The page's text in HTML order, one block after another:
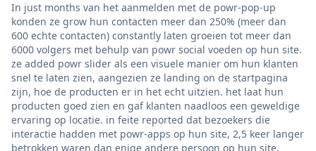
In just months van het aanmelden met de powr-pop-up
konden ze grow hun contacten meer dan 250% (meer dan
600 echte contacten) constantly laten groeien tot meer dan
6000 volgers met behulp van powr social voeden op hun site.
ze added powr slider als een visuele manier om hun klanten
snel te laten zien, aangezien ze landing on de startpagina
zijn, hoe de producten er in het echt uitzien. het laat hun
producten goed zien en gaf klanten naadloos een geweldige
ervaring op locatie. in feite reported dat bezoekers die
interactie hadden met powr-apps op hun site, 2,5 keer langer
betrokken waren dan enige andere persoon op hun site.